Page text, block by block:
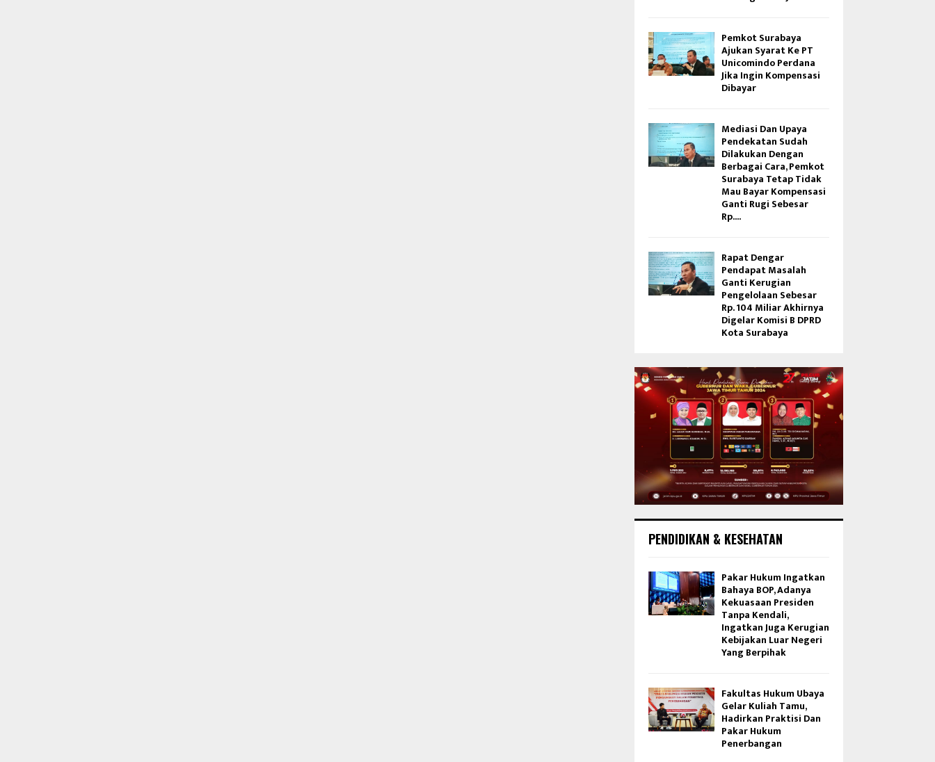
Pemkot Surabaya
Ajukan Syarat Ke PT
Unicomindo Perdana
Jika Ingin Kompensasi
Dibayar
Mediasi Dan Upaya
Pendekatan Sudah
Dilakukan Dengan
Berbagai Cara, Pemkot
Surabaya Tetap Tidak
Mau Bayar Kompensasi
Ganti Rugi Sebesar
Rp....
Rapat Dengar
Pendapat Masalah
Ganti Kerugian
Pengelolaan Sebesar
Rp. 104 Miliar Akhirnya
Digelar Komisi B DPRD
Kota Surabaya
PENDIDIKAN & KESEHATAN
Pakar Hukum Ingatkan
Bahaya BOP, Adanya
Kekuasaan Presiden
Tanpa Kendali,
Ingatkan Juga Kerugian
Kebijakan Luar Negeri
Yang Berpihak
Fakultas Hukum Ubaya
Gelar Kuliah Tamu,
Hadirkan Praktisi Dan
Pakar Hukum
Penerbangan